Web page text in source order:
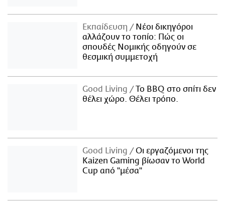
Εκπαίδευση
Νέοι δικηγόροι
αλλάζουν το τοπίο: Πώς οι
σπουδές Νομικής οδηγούν σε
θεσμική συμμετοχή
Good Living
Το BBQ στο σπίτι δεν
θέλει χώρο. Θέλει τρόπο.
Good Living
Οι εργαζόμενοι της
Kaizen Gaming βίωσαν το World
Cup από "μέσα"